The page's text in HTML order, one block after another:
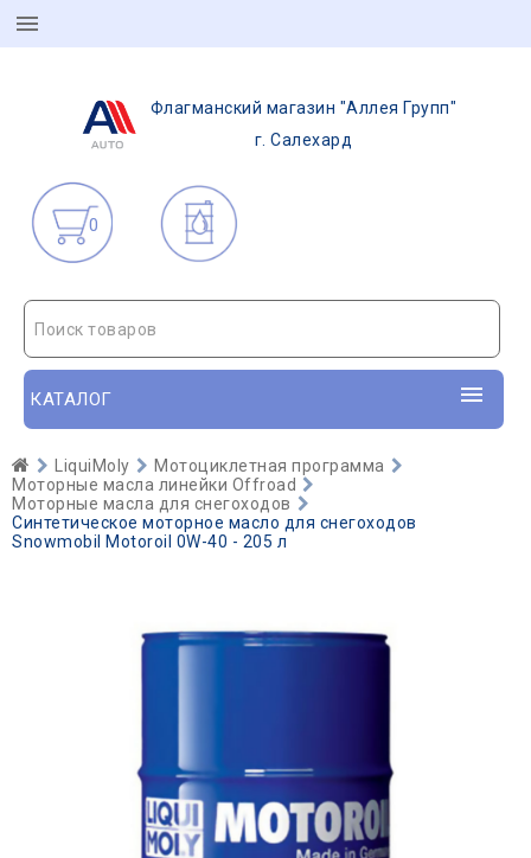
Флагманский магазин "Аллея Групп"
г. Салехард
0
Поиск товаров
КАТАЛОГ
LiquiMoly
Мотоциклетная программа
Моторные масла линейки Offroad
Моторные масла для снегоходов
Синтетическое моторное масло для снегоходов
Snowmobil Motoroil 0W-40 - 205 л